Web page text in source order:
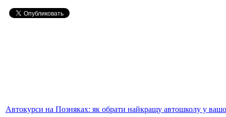
Автокурси на Позняках: як обрати найкращу автошколу у